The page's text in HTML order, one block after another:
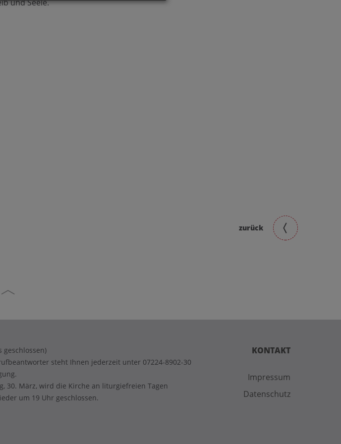
und Seele.
zurück
KONTAKT
Impressum
Datenschutz
geschlossen)
steht Ihnen jederzeit unter 07224-8902-30
30. März, wird die Kirche an liturgiefreien Tagen
um 19 Uhr geschlossen.